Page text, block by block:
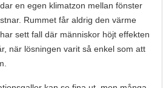
en egen klimatzon mellan fönster
Rummet får aldrig den värme
sett fall där människor höjt effekten
när lösningen varit så enkel som att